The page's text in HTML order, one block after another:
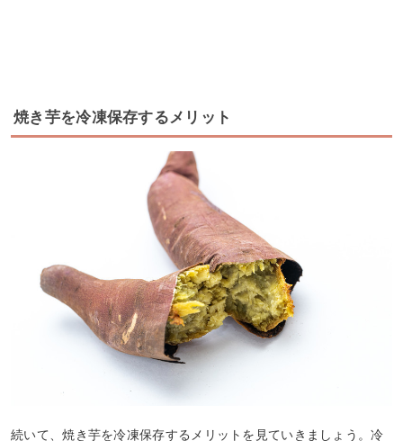
焼き芋を冷凍保存するメリット
続いて、焼き芋を冷凍保存するメリットを見ていきましょう。冷